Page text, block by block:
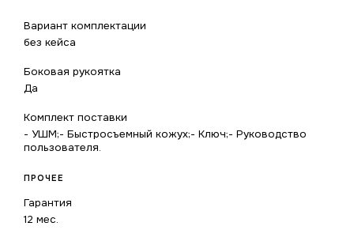
Вариант комплектации
без кейса
Боковая рукоятка
Да
Комплект поставки
- УШМ;- Быстросъемный кожух;- Ключ;- Руководство
пользователя.
ПРОЧЕЕ
Гарантия
12 мес.